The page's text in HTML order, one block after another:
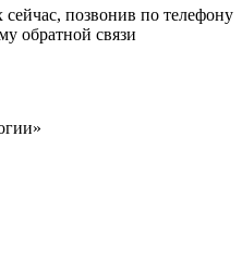
сейчас, позвонив по телефону
обратной связи